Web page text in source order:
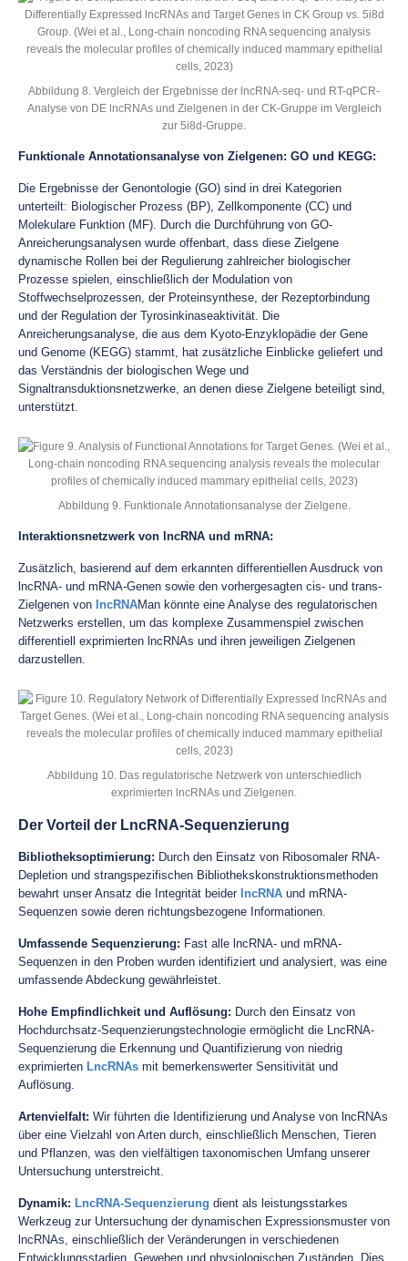
Abbildung 8. Vergleich der Ergebnisse der lncRNA-seq- und RT-qPCR-
Analyse von DE lncRNAs und Zielgenen in der CK-Gruppe im Vergleich
zur 5i8d-Gruppe.
Funktionale Annotationsanalyse von Zielgenen: GO und KEGG:
Die Ergebnisse der Genontologie (GO) sind in drei Kategorien
unterteilt: Biologischer Prozess (BP), Zellkomponente (CC) und
Molekulare Funktion (MF). Durch die Durchführung von GO-
Anreicherungsanalysen wurde offenbart, dass diese Zielgene
dynamische Rollen bei der Regulierung zahlreicher biologischer
Prozesse spielen, einschließlich der Modulation von
Stoffwechselprozessen, der Proteinsynthese, der Rezeptorbindung
und der Regulation der Tyrosinkinaseaktivität. Die
Anreicherungsanalyse, die aus dem Kyoto-Enzyklopädie der Gene
und Genome (KEGG) stammt, hat zusätzliche Einblicke geliefert und
das Verständnis der biologischen Wege und
Signaltransduktionsnetzwerke, an denen diese Zielgene beteiligt sind,
unterstützt.
Abbildung 9. Funktionale Annotationsanalyse der Zielgene.
Interaktionsnetzwerk von lncRNA und mRNA:
Zusätzlich, basierend auf dem erkannten differentiellen Ausdruck von
lncRNA- und mRNA-Genen sowie den vorhergesagten cis- und trans-
Zielgenen von lncRNAMan könnte eine Analyse des regulatorischen
Netzwerks erstellen, um das komplexe Zusammenspiel zwischen
differentiell exprimierten lncRNAs und ihren jeweiligen Zielgenen
darzustellen.
Abbildung 10. Das regulatorische Netzwerk von unterschiedlich
exprimierten lncRNAs und Zielgenen.
Der Vorteil der LncRNA-Sequenzierung
Bibliotheksoptimierung: Durch den Einsatz von Ribosomaler RNA-
Depletion und strangspezifischen Bibliothekskonstruktionsmethoden
bewahrt unser Ansatz die Integrität beider lncRNA und mRNA-
Sequenzen sowie deren richtungsbezogene Informationen.
Umfassende Sequenzierung: Fast alle lncRNA- und mRNA-
Sequenzen in den Proben wurden identifiziert und analysiert, was eine
umfassende Abdeckung gewährleistet.
Hohe Empfindlichkeit und Auflösung: Durch den Einsatz von
Hochdurchsatz-Sequenzierungstechnologie ermöglicht die LncRNA-
Sequenzierung die Erkennung und Quantifizierung von niedrig
exprimierten LncRNAs mit bemerkenswerter Sensitivität und
Auflösung.
Artenvielfalt: Wir führten die Identifizierung und Analyse von lncRNAs
über eine Vielzahl von Arten durch, einschließlich Menschen, Tieren
und Pflanzen, was den vielfältigen taxonomischen Umfang unserer
Untersuchung unterstreicht.
Dynamik: LncRNA-Sequenzierung dient als leistungsstarkes
Werkzeug zur Untersuchung der dynamischen Expressionsmuster von
lncRNAs, einschließlich der Veränderungen in verschiedenen
Entwicklungsstadien, Geweben und physiologischen Zuständen. Dies